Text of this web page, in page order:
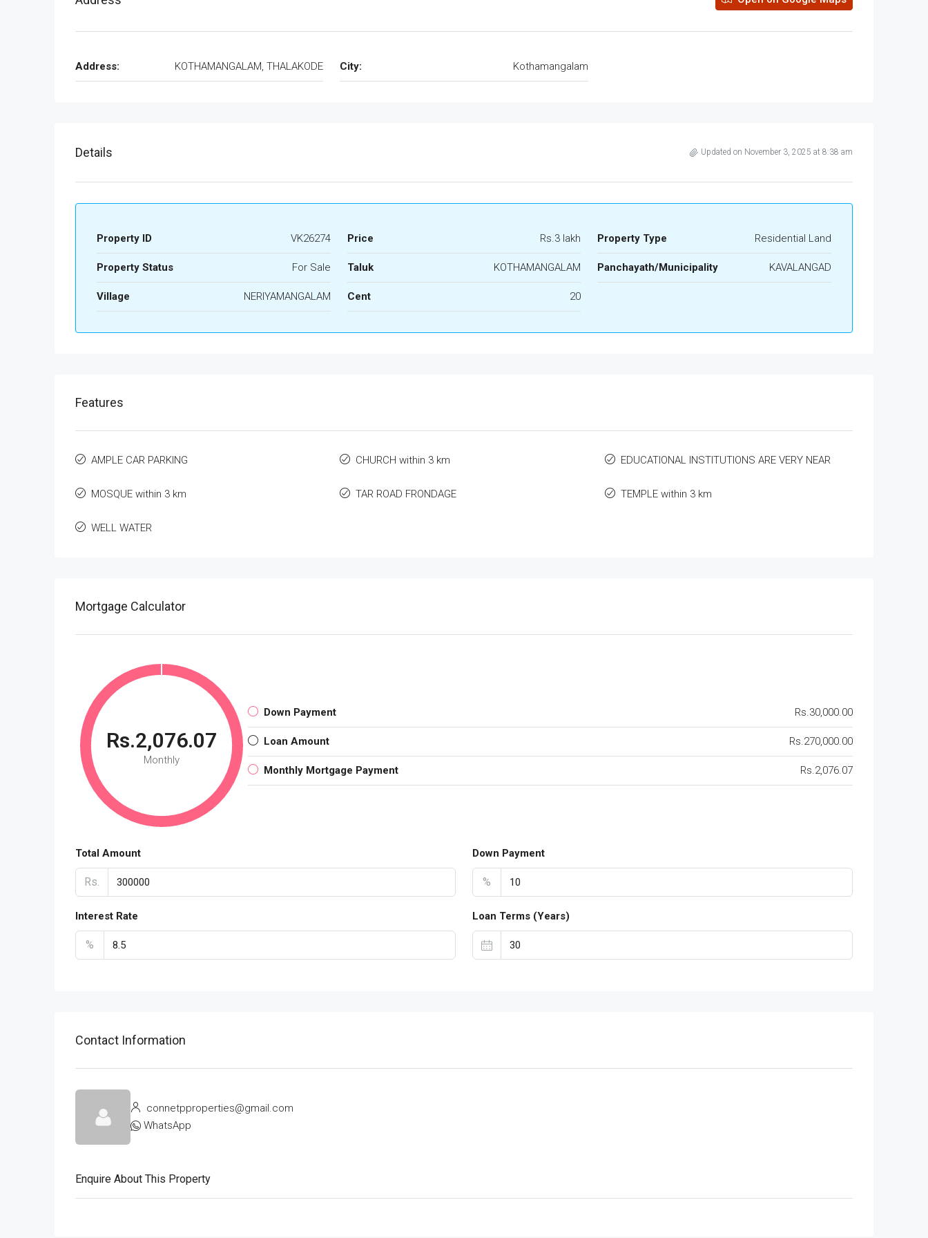
Address: KOTHAMANGALAM, THALAKODE City: Kothamangalam
Details Updated on November 3, 2025 at 8:38 am
Property ID VK26274 Price Rs.3 lakh Property Type Residential Land
Property Status For Sale Taluk KOTHAMANGALAM Panchayath/Municipality KAVALANGAD
Village NERIYAMANGALAM Cent 20
Features
AMPLE CAR PARKING CHURCH within 3 km EDUCATIONAL INSTITUTIONS ARE VERY NEAR
MOSQUE within 3 km TAR ROAD FRONDAGE TEMPLE within 3 km
WELL WATER
Mortgage Calculator
Rs.2,076.07
Monthly
Down Payment Rs.30,000.00
Loan Amount Rs.270,000.00
Monthly Mortgage Payment Rs.2,076.07
Total Amount
Rs.
Down Payment
%
Interest Rate
%
Loan Terms (Years)
Contact Information
connetpproperties@gmail.com
WhatsApp
Enquire About This Property